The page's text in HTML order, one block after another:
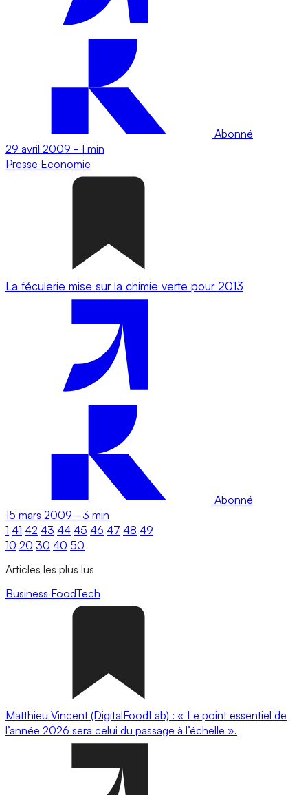
Abonné
29 avril 2009 - 1 min
Presse Economie
La féculerie mise sur la chimie verte pour 2013
Abonné
15 mars 2009 - 3 min
1 41 42 43 44 45 46 47 48 49
10 20 30 40 50
Articles les plus lus
Business FoodTech
Matthieu Vincent (DigitalFoodLab) : « Le point essentiel de
l’année 2026 sera celui du passage à l’échelle ».